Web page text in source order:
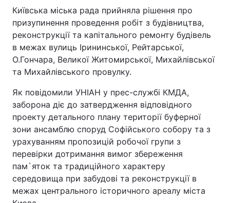
Головна
Україна Політика
Економіка Світ
Спорт Наука
Техно і зв'язок Лайт
Зброя Інциденти
Здоров'я Туризм
Цікавинки Погода
Київська міська рада прийняла рішення про
призупинення проведення робіт з будівництва,
реконструкції та капітального ремонту будівель
в межах вулиць Ірининської, Рейтарської,
О.Гончара, Великої Житомирської, Михайлівської
та Михайлівського провулку.
Як повідомили УНІАН у прес-службі КМДА,
заборона діє до затвердження відповідного
проекту детального плану території буферної
зони ансамблю споруд Софійського собору та з
урахуванням пропозицій робочої групи з
перевірки дотримання вимог збереження
пам`яток та традиційного характеру
середовища при забудові та реконструкції в
межах центрального історичного ареалу міста